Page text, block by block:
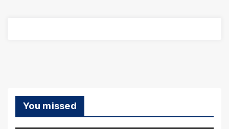
You missed